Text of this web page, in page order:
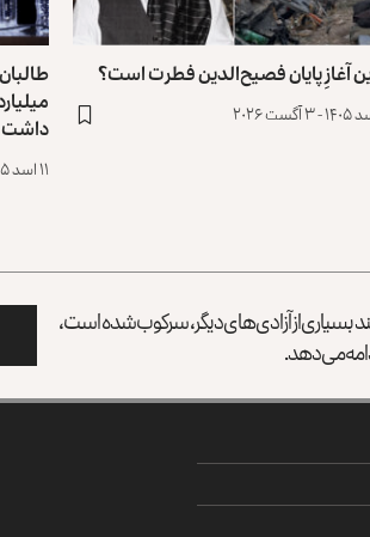
آغازِ پایان فصیح‌الدین فطرت است؟
داشت
۱۱ اسد ۱۴۰۵ - ۲ آگست ۲۰۲۶
بسیاری از آزادی‌های دیگر، سرکوب شده است،
می‌دهد.